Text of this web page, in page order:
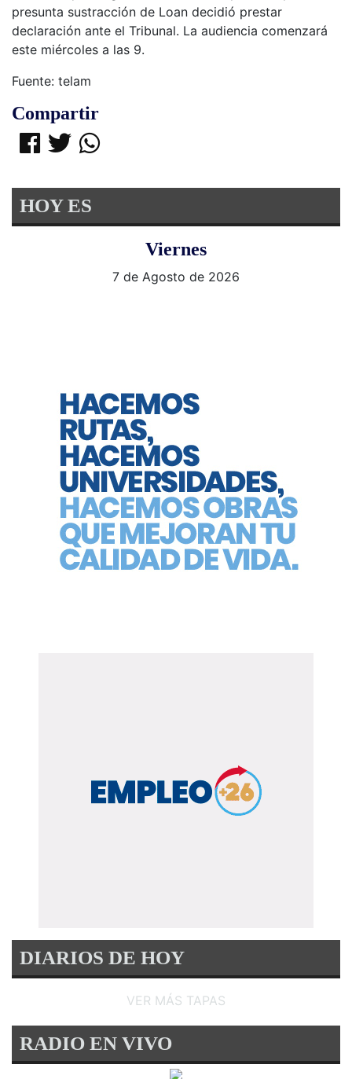
presunta sustracción de Loan decidió prestar
declaración ante el Tribunal. La audiencia comenzará
este miércoles a las 9.
Fuente: telam
Compartir
HOY ES
Viernes
7 de Agosto de 2026
DIARIOS DE HOY
VER MÁS TAPAS
RADIO EN VIVO